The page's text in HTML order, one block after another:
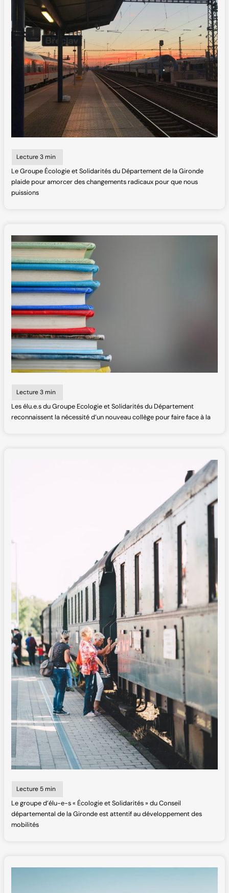
Le Groupe Écologie et Solidarités du Département de la Gironde
plaide pour amorcer des changements radicaux pour que nous
puissions
Les élu.e.s du Groupe Ecologie et Solidarités du Département
reconnaissent la nécessité d’un nouveau collège pour faire face à la
Le groupe d’élu-e-s « Écologie et Solidarités » du Conseil
départemental de la Gironde est attentif au développement des
mobilités